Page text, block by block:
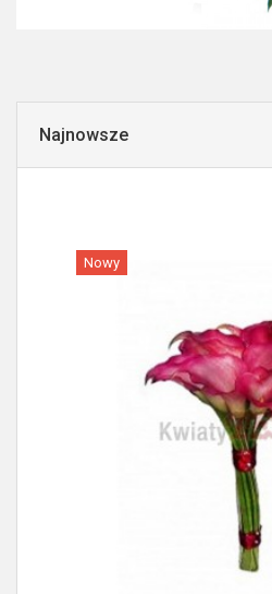
Najnowsze
Nowy